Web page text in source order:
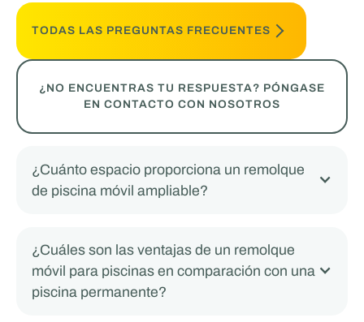
TODAS LAS PREGUNTAS FRECUENTES
¿NO ENCUENTRAS TU RESPUESTA? PÓNGASE
EN CONTACTO CON NOSOTROS
¿Cuánto espacio proporciona un remolque
de piscina móvil ampliable?
¿Cuáles son las ventajas de un remolque
móvil para piscinas en comparación con una
piscina permanente?